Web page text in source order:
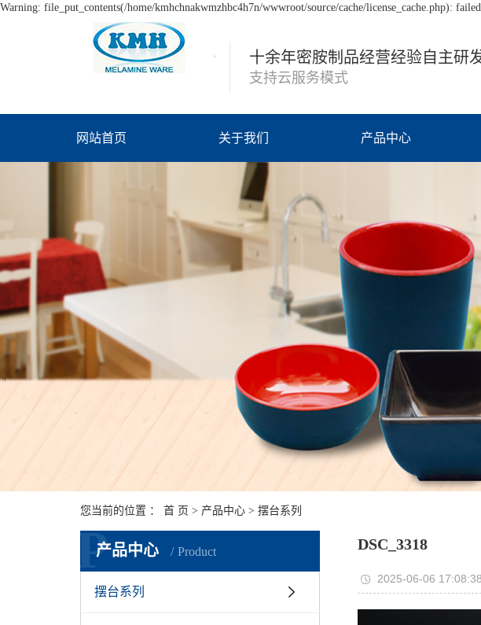
Warning: file_put_contents(/home/kmhchnakwmzhbc4h7n/wwwroot/source/cache/license_cache.php):
十余年密胺制品经营经验自主研
支持云服务模式
网站首页 关于我们 产品中心
您当前的位置 ： 首 页 > 产品中心 > 摆台系列
产品中心 Product
P
摆台系列
DSC_3318
2025-06-06 17:08:38